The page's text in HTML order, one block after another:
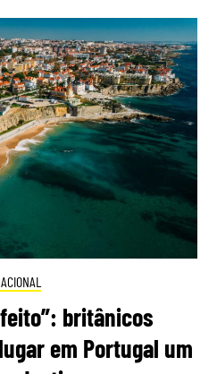
britânicos
em Portugal um